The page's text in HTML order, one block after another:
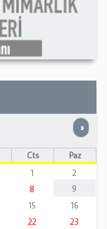
»
Cts
Paz
1
2
8
9
15
16
22
23